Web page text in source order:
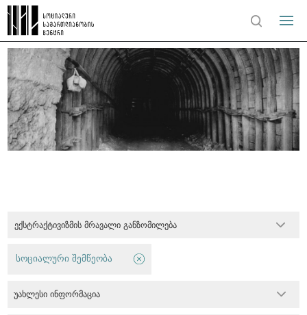
ექსტრაქტივიზმის მრავალი განზომილება
სოციალური შემწეობა
უახლესი ინფორმაცია